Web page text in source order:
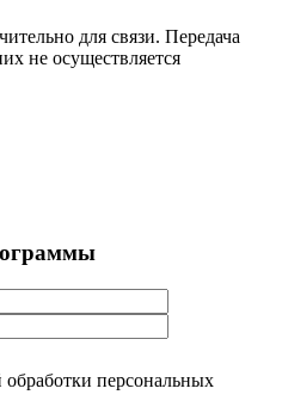
для связи. Передача
не осуществляется
персональных